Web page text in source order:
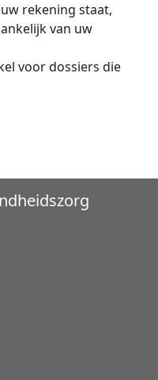
rekening staat,
van uw
voor dossiers die